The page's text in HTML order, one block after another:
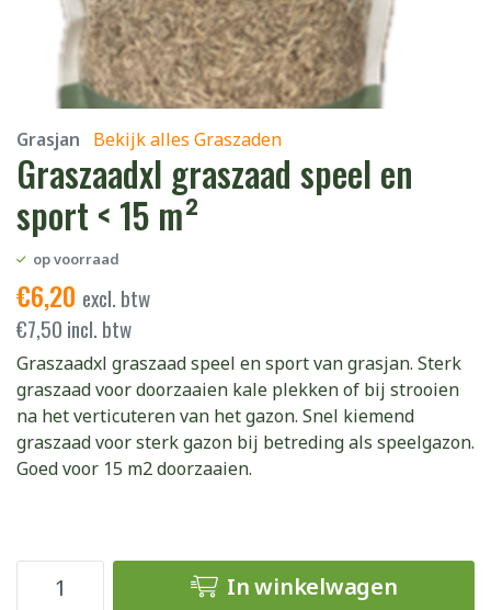
Grasjan Bekijk alles Graszaden
Graszaadxl graszaad speel en
sport < 15 m²
op voorraad
€6,20 excl. btw
€7,50 incl. btw
Graszaadxl graszaad speel en sport van grasjan. Sterk
graszaad voor doorzaaien kale plekken of bij strooien
na het verticuteren van het gazon. Snel kiemend
graszaad voor sterk gazon bij betreding als speelgazon.
Goed voor 15 m2 doorzaaien.
In winkelwagen